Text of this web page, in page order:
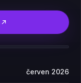
červen 2026